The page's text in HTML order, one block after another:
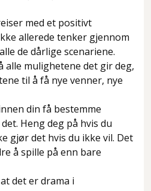
med et positivt
allerede tenker gjennom
de dårlige scenariene.
alle mulighetene det gir deg,
til å få nye venner, nye
din få bestemme
Heng deg på hvis du
gjør det hvis du ikke vil. Det
å spille på enn bare
det er drama i